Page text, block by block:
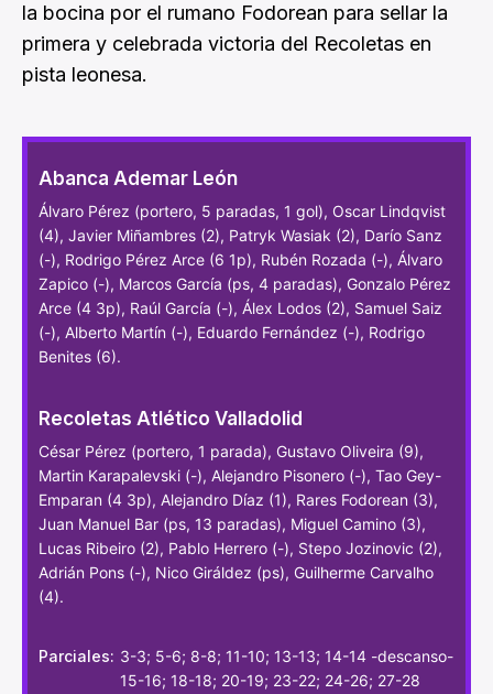
la bocina por el rumano Fodorean para sellar la
primera y celebrada victoria del Recoletas en
pista leonesa.
Abanca Ademar León
Álvaro Pérez (portero, 5 paradas, 1 gol), Oscar Lindqvist
(4), Javier Miñambres (2), Patryk Wasiak (2), Darío Sanz
(-), Rodrigo Pérez Arce (6 1p), Rubén Rozada (-), Álvaro
Zapico (-), Marcos García (ps, 4 paradas), Gonzalo Pérez
Arce (4 3p), Raúl García (-), Álex Lodos (2), Samuel Saiz
(-), Alberto Martín (-), Eduardo Fernández (-), Rodrigo
Benites (6).
Recoletas Atlético Valladolid
César Pérez (portero, 1 parada), Gustavo Oliveira (9),
Martin Karapalevski (-), Alejandro Pisonero (-), Tao Gey-
Emparan (4 3p), Alejandro Díaz (1), Rares Fodorean (3),
Juan Manuel Bar (ps, 13 paradas), Miguel Camino (3),
Lucas Ribeiro (2), Pablo Herrero (-), Stepo Jozinovic (2),
Adrián Pons (-), Nico Giráldez (ps), Guilherme Carvalho
(4).
Parciales: 3-3; 5-6; 8-8; 11-10; 13-13; 14-14 -descanso-
15-16; 18-18; 20-19; 23-22; 24-26; 27-28